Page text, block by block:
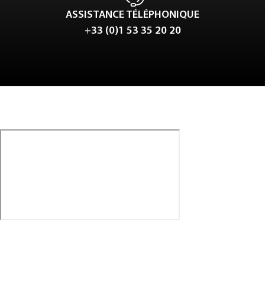
ASSISTANCE TÉLÉPHONIQUE
+33 (0)1 53 35 20 20